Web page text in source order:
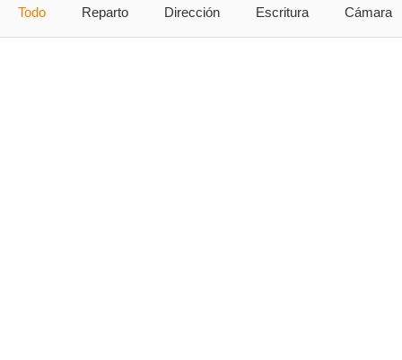
Todo Reparto Dirección Escritura Cámara